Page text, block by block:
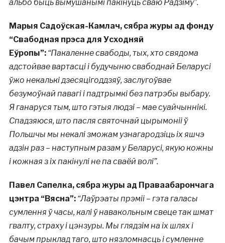
альбо быць вымушанымі пакінуць сваю Радзіму”.
Марыя Садоўская-Камлач, сябра журы ад фонду
“Свабодная прэса для Усходняй
Еўропы”:“Пакаленне свабоды, тых, хто свядома
адстойвае вартасці і будучыню свабоднай Беларусі
ўжо некалькі дзесяцігоддзяў, заслугоўвае
безумоўнай павагі і падтрымкі без патрэбы выбару.
Я ганаруся тым, што гэтыя людзі – мае суайчыннікі.
Спадзяюся, што пасля святочнай цырымоніі ў
Польшчы мы некалі зможам узнагародзіць іх яшчэ
адзін раз – наступным разам у Беларусі, якую кожны
і кожная з іх пакінулі не па сваёй волі”.
Павел Сапелка, сябра журы ад Праваабарончага
цэнтра “Вясна”: “Лаўрэаты прэміі – гэта галасы
сумлення ў часы, калі ў навакольным свеце так шмат
гвалту, страху і цэнзуры. Мы глядзім на іх шлях і
бачым прыклад таго, што нязломнасць і сумленне